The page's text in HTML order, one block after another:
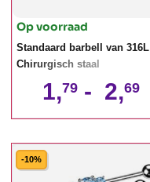
Op voorraad
Standaard barbell van 316L
Chirurgisch staal
1,79 - 2,69
-10%